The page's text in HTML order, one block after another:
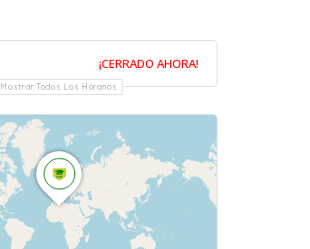
¡CERRADO AHORA!
Mostrar Todos Los Horarios